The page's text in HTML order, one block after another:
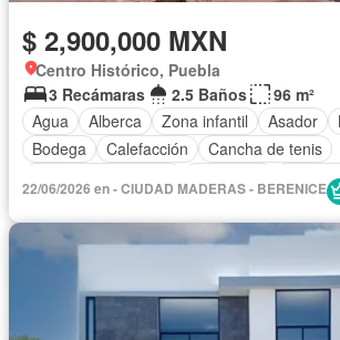
$ 2,900,000 MXN
Centro Histórico, Puebla
3 Recámaras
2.5 Baños
96 m²
Agua
Alberca Zona infantil Asador
Bodega
Calefacción
Cancha de tenis
Electricidad
Elevador Estacionamiento
Jardín
Sala polivalente
Seguridad Terraza
Sin amueblar
22/06/2026 en - CIUDAD MADERAS - BERENICE